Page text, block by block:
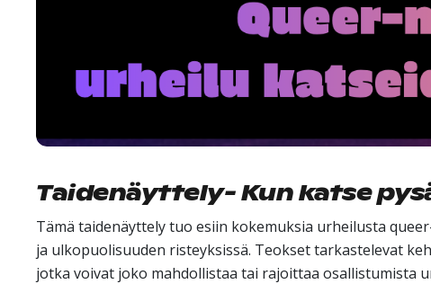
Taidenäyttely- Kun katse
Tämä taidenäyttely tuo esiin kokemuksia urheilusta
ja ulkopuolisuuden risteyksissä. Teokset tarkastelevat
jotka voivat joko mahdollistaa tai rajoittaa osallistumista